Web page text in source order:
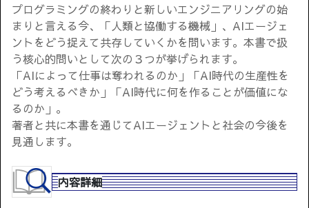
プログラミングの終わりと新しいエンジニアリングの始
まりと言える今、「人類と協働する機械」、AIエージェ
ントをどう捉えて共存していくかを問います。本書で扱
う核心的問いとして次の３つが挙げられます。
「AIによって仕事は奪われるのか」「AI時代の生産性を
どう考えるべきか」「AI時代に何を作ることが価値にな
るのか」。
著者と共に本書を通じてAIエージェントと社会の今後を
見通します。
内容詳細